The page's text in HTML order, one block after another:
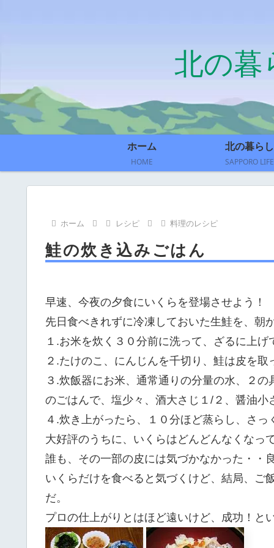
北の
ホーム
HOME
北の暮らし
SAPPORO LIFE
ホーム レシピ 料理のレシピ
鮭の炊き込みごはん
早速、今夜の夕食にいくらを登場させよう！
先日食べきれずに冷凍しておいた生鮭を、朝
１.お米を炊く３０分前に洗って、ざるに上げ
２.たけのこ、にんじんを千切り、鮭は皮を
３.炊飯器にお米、通常通りの分量の水、２
のごはんで、塩少々、酒大さじ１/２、醤油小
４.炊き上がったら、１０分ほど蒸らし、さ
大好評のうちに、いくらはどんどんなくなっ
誰も、その一部の皮には気づかなかった・・
いくらだけを食べると気づくけど、結局、ご
だ。
プロの仕上がりとはほど遠いけど、成功！と